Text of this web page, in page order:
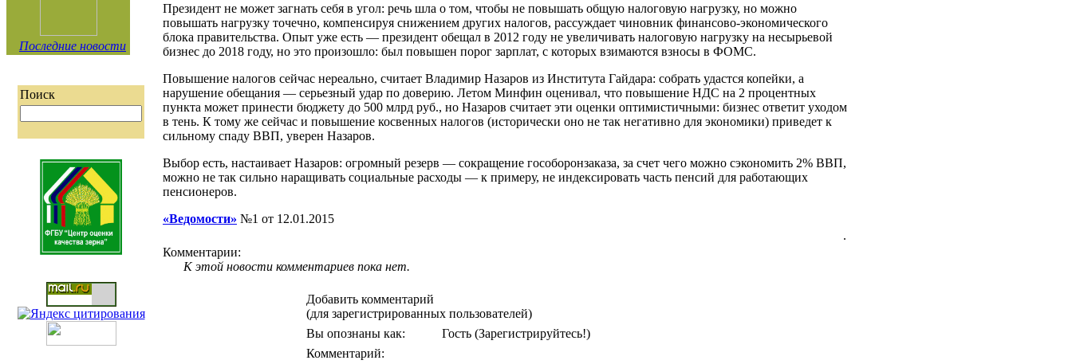
Последние новости
Поиск
Президент не может загнать себя в угол: речь шла о том, чтобы не повышать общую налоговую нагрузку, но можно
повышать нагрузку точечно, компенсируя снижением других налогов, рассуждает чиновник финансово-экономического
блока правительства. Опыт уже есть — президент обещал в 2012 году не увеличивать налоговую нагрузку на несырьевой
бизнес до 2018 году, но это произошло: был повышен порог зарплат, с которых взимаются взносы в ФОМС.
Повышение налогов сейчас нереально, считает Владимир Назаров из Института Гайдара: собрать удастся копейки, а
нарушение обещания — серьезный удар по доверию. Летом Минфин оценивал, что повышение НДС на 2 процентных
пункта может принести бюджету до 500 млрд руб., но Назаров считает эти оценки оптимистичными: бизнес ответит уходом
в тень. К тому же сейчас и повышение косвенных налогов (исторически оно не так негативно для экономики) приведет к
сильному спаду ВВП, уверен Назаров.
Выбор есть, настаивает Назаров: огромный резерв — сокращение гособоронзаказа, за счет чего можно сэкономить 2% ВВП,
можно не так сильно наращивать социальные расходы — к примеру, не индексировать часть пенсий для работающих
пенсионеров.
«Ведомости» №1 от 12.01.2015
.
Комментарии:
К этой новости комментариев пока нет.
Добавить комментарий
(для зарегистрированных пользователей)
Вы опознаны как:
Гость (Зарегистрируйтесь!)
Комментарий: